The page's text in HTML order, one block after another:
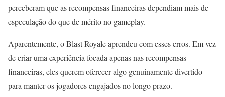
perceberam que as recompensas financeiras dependiam mais de
especulação do que de mérito no gameplay.
Aparentemente, o Blast Royale aprendeu com esses erros. Em vez
de criar uma experiência focada apenas nas recompensas
financeiras, eles querem oferecer algo genuinamente divertido
para manter os jogadores engajados no longo prazo.